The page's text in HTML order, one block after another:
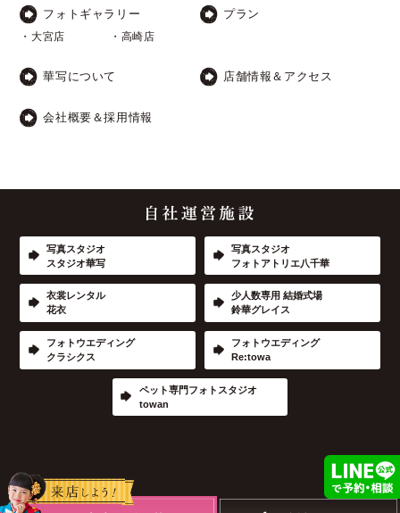
フォトギャラリー
・大宮店 ・高崎店
プラン
華写について 店舗情報＆アクセス
会社概要＆採用情報
写真スタジオ
スタジオ華写
写真スタジオ
フォトアトリエ八千華
衣裳レンタル
花衣
少人数専用 結婚式場
鈴華グレイス
フォトウエディング
クラシクス
フォトウエディング
Re:towa
ペット専門フォトスタジオ
towan